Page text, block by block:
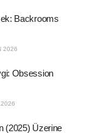
Backrooms
2026
Obsession
(2025) Üzerine